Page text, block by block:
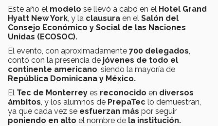
Este año el modelo se llevó a cabo en el Hotel Grand
Hyatt New York , y la clausura en el Salón del
Consejo Económico y Social de las Naciones
Unidas (ECOSOC).
El evento, con aproximadamente 700 delegados
contó con la presencia de jóvenes de todo el
continente americano , siendo la mayoría de
República Dominicana y México.
El Tec de Monterrey es reconocido en diversos
ámbitos , y los alumnos de PrepaTec lo demuestran,
ya que cada vez se esfuerzan más por seguir
poniendo en alto el nombre de la institución.